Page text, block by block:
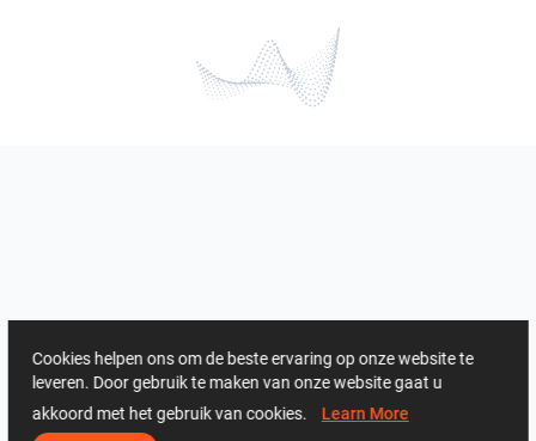
Cookies helpen ons om de beste ervaring op onze website te
leveren. Door gebruik te maken van onze website gaat u
akkoord met het gebruik van cookies. Learn More